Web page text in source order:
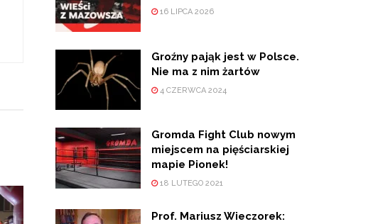
16 LIPCA 2026
Groźny pająk jest w Polsce.
Nie ma z nim żartów
4 CZERWCA 2024
Gromda Fight Club nowym
miejscem na pięściarskiej
mapie Pionek!
18 LUTEGO 2021
Prof. Mariusz Wieczorek: